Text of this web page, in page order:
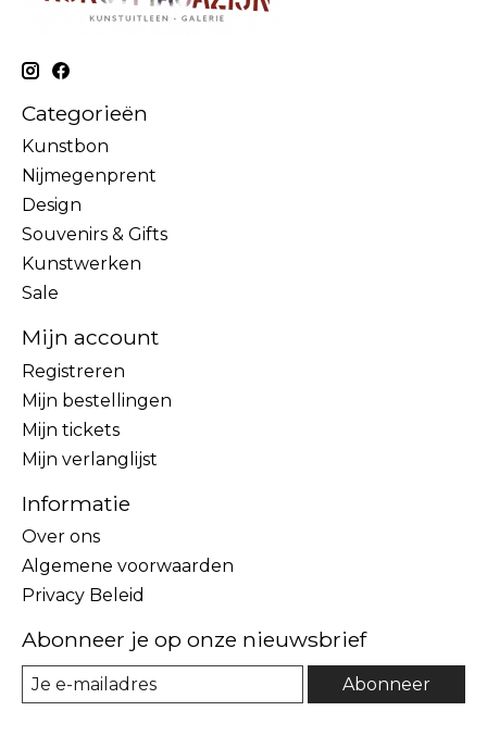
Categorieën
Kunstbon
Nijmegenprent
Design
Souvenirs & Gifts
Kunstwerken
Sale
Mijn account
Registreren
Mijn bestellingen
Mijn tickets
Mijn verlanglijst
Informatie
Over ons
Algemene voorwaarden
Privacy Beleid
Abonneer je op onze nieuwsbrief
Abonneer